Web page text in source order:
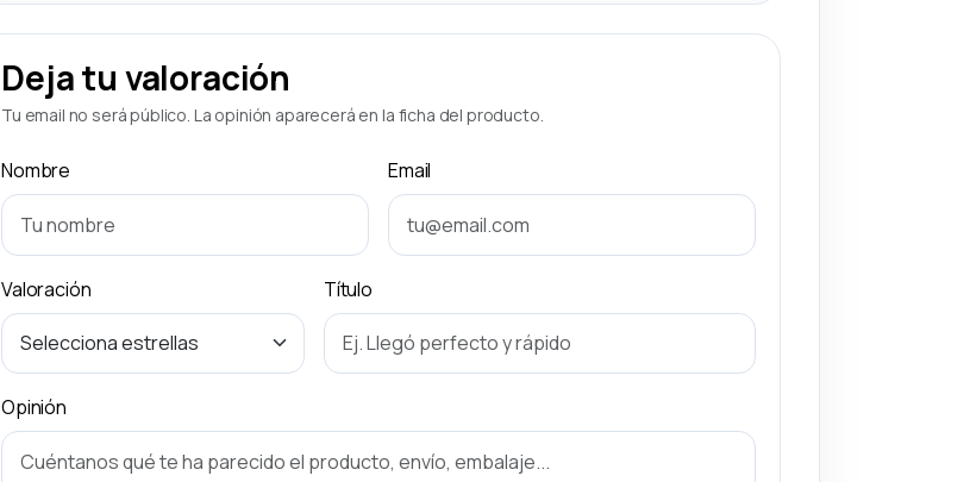
Deja tu valoración
Tu email no será público. La opinión aparecerá en la ficha del producto.
Nombre Email
Valoración Título
Opinión